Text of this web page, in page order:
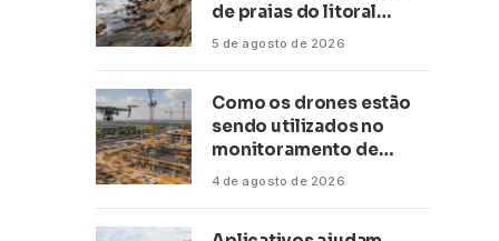
de praias do litoral
paulista
5 de agosto de 2026
Como os drones estão
sendo utilizados no
monitoramento de
obras de grande porte?
4 de agosto de 2026